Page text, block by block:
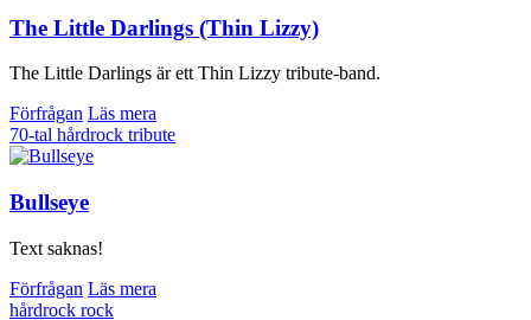
The Little Darlings (Thin Lizzy)
The Little Darlings är ett Thin Lizzy tribute-band.
Förfrågan Läs mera
70-tal hårdrock tribute
Bullseye
Text saknas!
Förfrågan Läs mera
hårdrock rock